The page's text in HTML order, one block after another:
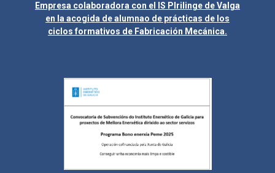
Empresa colaboradora con el IS Plrilinge de Valga
en la acogida de alumnao de prácticas de los
ciclos formativos de Fabricación Mecánica.